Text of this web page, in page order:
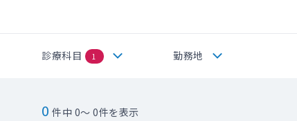
診療科目 1 勤務地
0 件中 0～ 0件を表示